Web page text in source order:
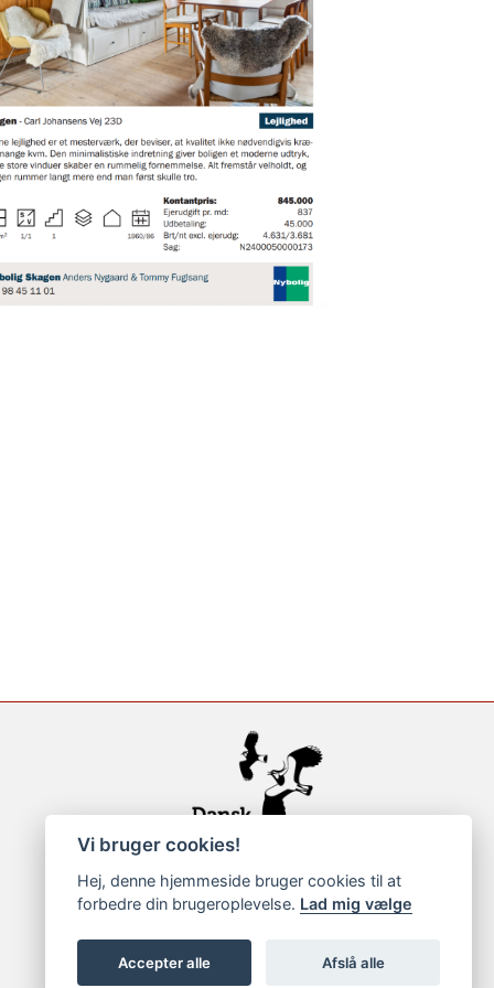
Vi bruger cookies!
Hej, denne hjemmeside bruger cookies til at
forbedre din brugeroplevelse. Lad mig vælge
Accepter alle Afslå alle